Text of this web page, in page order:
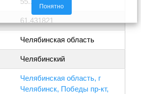
61.431821
Челябинская область
Челябинский
Челябинская область, г
Челябинск, Победы пр-кт,
Понятно